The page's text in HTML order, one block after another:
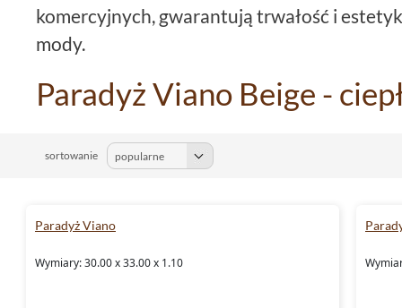
komercyjnych, gwarantują trwałość i
mody.
Paradyż Viano Beige -
Odcień beige z kolekcji Viano to idealne
czy łazience, dodając przestrzeni
Delikatne,kamienne
wzory dodają im
sortowanie
Paradyż Viano
Wymiary: 30.00 x 33.00 x 1.10